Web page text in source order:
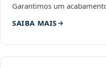
Garantimos um
SAIBA MAIS